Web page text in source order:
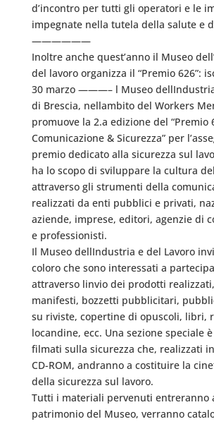
d’incontro per tutti gli operatori e le
impegnate nella tutela della salute e
——————
Inoltre anche quest’anno il Museo
del lavoro organizza il “Premio 626”:
30 marzo ———– l Museo
di Brescia, nellambito del Workers
promuove la 2.a edizione del “Premio
Comunicazione & Sicurezza” per
premio dedicato alla sicurezza sul
ha lo scopo di sviluppare la cultura
attraverso gli strumenti della
realizzati da enti pubblici e privati,
aziende, imprese, editori, agenzie di
e professionisti.
Il Museo dellIndustria e del Lavoro
coloro che sono interessati a
attraverso linvio dei prodotti
manifesti, bozzetti pubblicitari,
su riviste, copertine di opuscoli, libri,
locandine, ecc. Una sezione speciale
filmati sulla sicurezza che, realizzati in
CD-ROM, andranno a costituire la
della sicurezza sul lavoro.
Tutti i materiali pervenuti entreranno
patrimonio del Museo, verranno